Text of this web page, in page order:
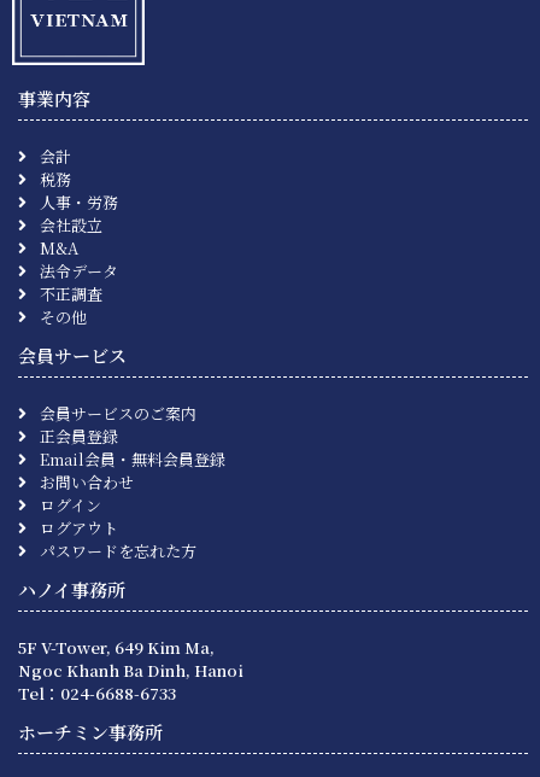
事業内容
会計
税務
人事・労務
会社設立
M&A
法令データ
不正調査
その他
会員サービス
会員サービスのご案内
正会員登録
Email会員・無料会員登録
お問い合わせ
ログイン
ログアウト
パスワードを忘れた方
ハノイ事務所
5F V-Tower, 649 Kim Ma,
Ngoc Khanh Ba Dinh, Hanoi
Tel：024-6688-6733
ホーチミン事務所